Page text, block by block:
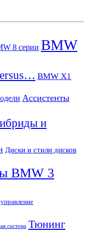
8 серии BMW
BMW X1
Ассистенты
и
Диски и стили дисков
BMW 3
система Тюнинг